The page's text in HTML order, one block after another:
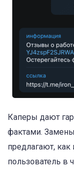
Каперы дают
фактами.
предлагают,
пользователь в